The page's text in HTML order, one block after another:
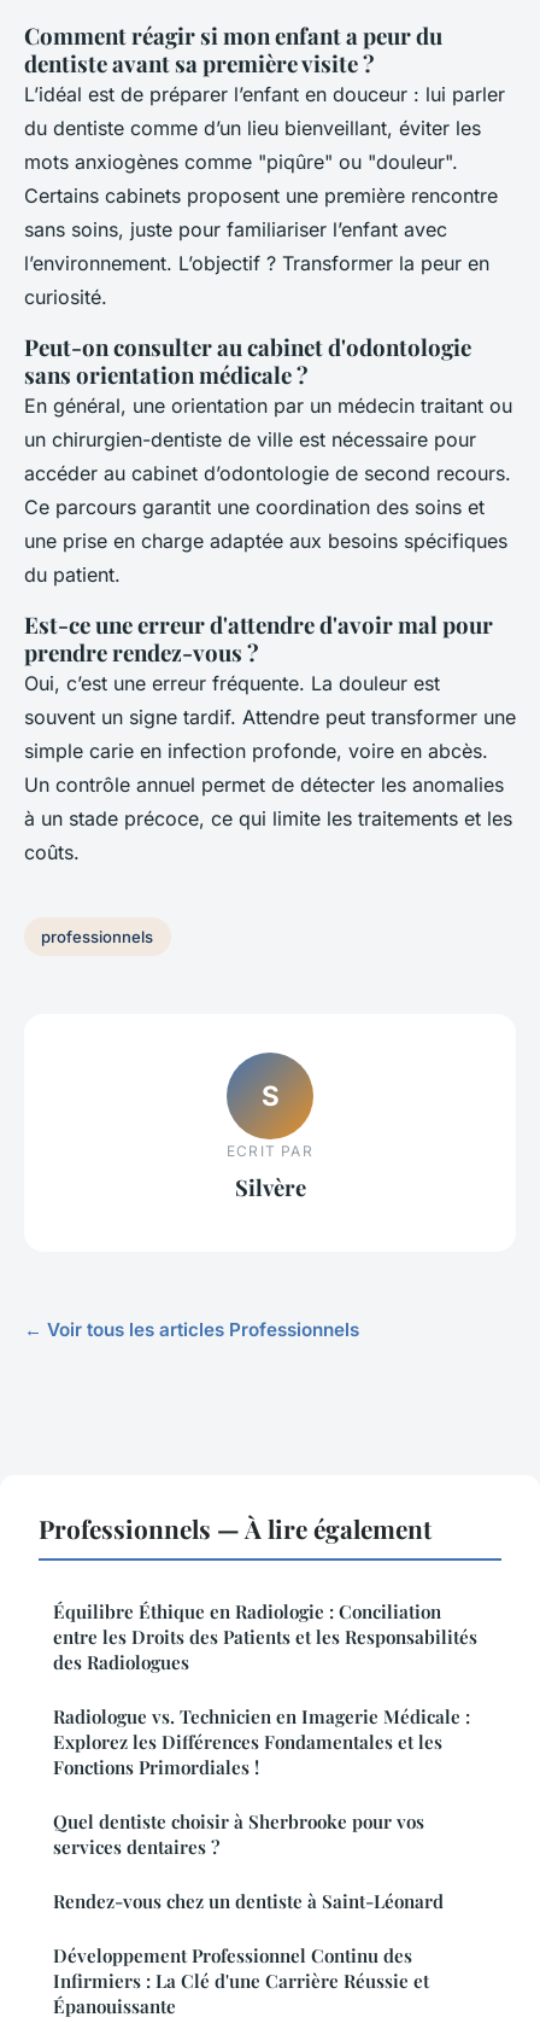
Comment réagir si mon enfant a peur du
dentiste avant sa première visite ?
L’idéal est de préparer l’enfant en douceur : lui parler
du dentiste comme d’un lieu bienveillant, éviter les
mots anxiogènes comme "piqûre" ou "douleur".
Certains cabinets proposent une première rencontre
sans soins, juste pour familiariser l’enfant avec
l’environnement. L’objectif ? Transformer la peur en
curiosité.
Peut-on consulter au cabinet d'odontologie
sans orientation médicale ?
En général, une orientation par un médecin traitant ou
un chirurgien-dentiste de ville est nécessaire pour
accéder au cabinet d’odontologie de second recours.
Ce parcours garantit une coordination des soins et
une prise en charge adaptée aux besoins spécifiques
du patient.
Est-ce une erreur d'attendre d'avoir mal pour
prendre rendez-vous ?
Oui, c’est une erreur fréquente. La douleur est
souvent un signe tardif. Attendre peut transformer une
simple carie en infection profonde, voire en abcès.
Un contrôle annuel permet de détecter les anomalies
à un stade précoce, ce qui limite les traitements et les
coûts.
professionnels
S
ECRIT PAR
Silvère
← Voir tous les articles Professionnels
Professionnels — À lire également
Équilibre Éthique en Radiologie : Conciliation
entre les Droits des Patients et les Responsabilités
des Radiologues
Radiologue vs. Technicien en Imagerie Médicale :
Explorez les Différences Fondamentales et les
Fonctions Primordiales !
Quel dentiste choisir à Sherbrooke pour vos
services dentaires ?
Rendez-vous chez un dentiste à Saint-Léonard
Développement Professionnel Continu des
Infirmiers : La Clé d'une Carrière Réussie et
Épanouissante